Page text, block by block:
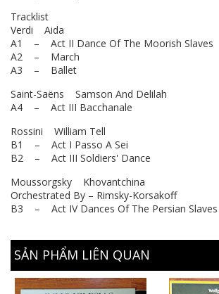
Tracklist
Verdi Aida
A1 – Act II Dance Of The Moorish Slaves
A2 – March
A3 – Ballet
Saint-Saëns Samson And Delilah
A4 – Act III Bacchanale
Rossini William Tell
B1 – Act I Passo A Sei
B2 – Act III Soldiers' Dance
Moussorgsky Khovantchina
Orchestrated By – Rimsky-Korsakoff
B3 – Act IV Dances Of The Persian Slaves
SẢN PHẨM LIÊN QUAN